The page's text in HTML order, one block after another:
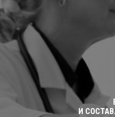
И